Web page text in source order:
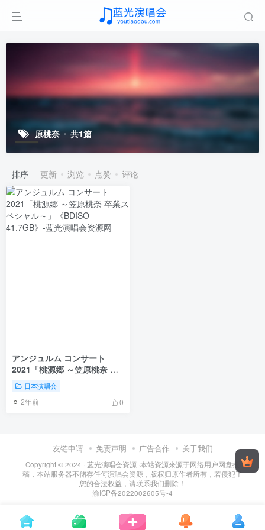
原桃奈 共1篇
排序 更新 浏览 点赞 评论
アンジュルム コンサート
2021「桃源郷 ～笠原桃奈 卒
業スペシャル～」《BDISO
41.7GB》
日本演唱会
2年前 0
友链申请 免责声明 广告合作 关于我们
Copyright © 2024 · 蓝光演唱会资源 ·本站资源来源于网络用户网盘投
稿，本站服务器不储存任何演唱会资源，版权归原作者所有，若侵犯了
您的合法权益，请联系我们删除！
渝ICP备2022002605号-4